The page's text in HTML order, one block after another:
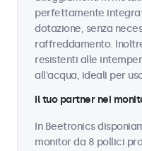
perfettamente
dotazione, senza
raffreddamento.
resistenti alle
all'acqua, ideali per
Il tuo partner nei
In Beetronics
monitor da 8 pollici